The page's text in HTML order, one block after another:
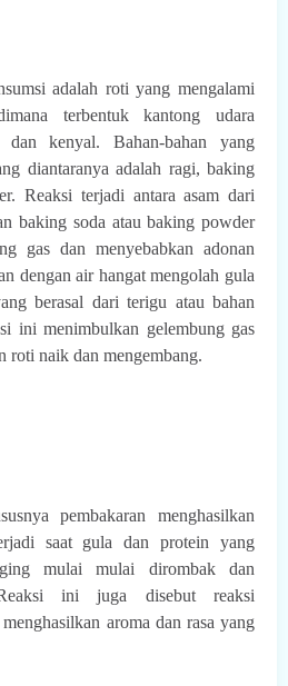
adalah roti yang mengalami
terbentuk kantong udara
kenyal. Bahan-bahan yang
diantaranya adalah ragi, baking
Reaksi terjadi antara asam dari
baking soda atau baking powder
gas dan menyebabkan adonan
dengan air hangat mengolah gula
berasal dari terigu atau bahan
ini menimbulkan gelembung gas
roti naik dan mengembang.
pembakaran menghasilkan
saat gula dan protein yang
mulai mulai dirombak dan
ini juga disebut reaksi
aroma dan rasa yang